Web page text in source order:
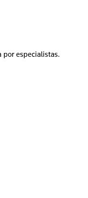
por especialistas.